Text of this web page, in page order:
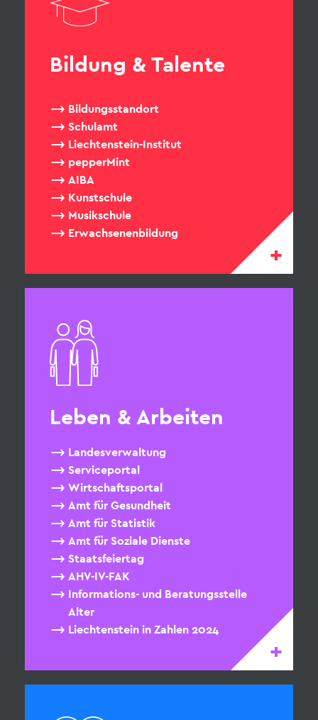
Bildung & Talente
Bildungsstandort
Schulamt
Liechtenstein-Institut
pepperMint
AIBA
Kunstschule
Musikschule
Erwachsenenbildung
+
Leben & Arbeiten
Landesverwaltung
Serviceportal
Wirtschaftsportal
Amt für Gesundheit
Amt für Statistik
Amt für Soziale Dienste
Staatsfeiertag
AHV-IV-FAK
Informations- und Beratungsstelle
Alter
Liechtenstein in Zahlen 2024
+